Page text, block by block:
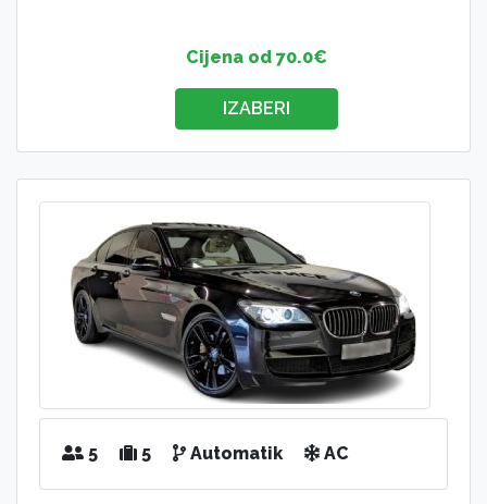
Cijena od 70.0€
IZABERI
5 5 Automatik AC